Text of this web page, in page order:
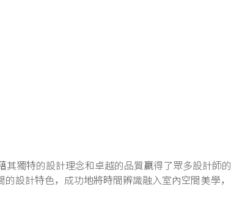
獨特的設計理念和卓越的品質贏得了眾多設計師的
設計特色，成功地將時間辨識融入室內空間美學，